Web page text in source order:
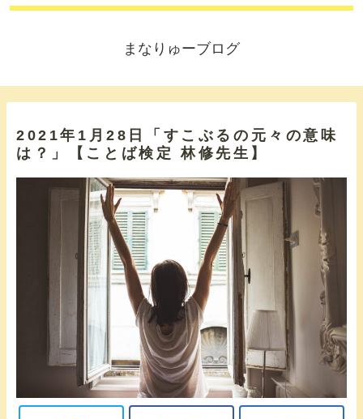
まなりゅーブログ
2021年1月28日「すこぶるの元々の意味
は？」【ことば検定 林修先生】